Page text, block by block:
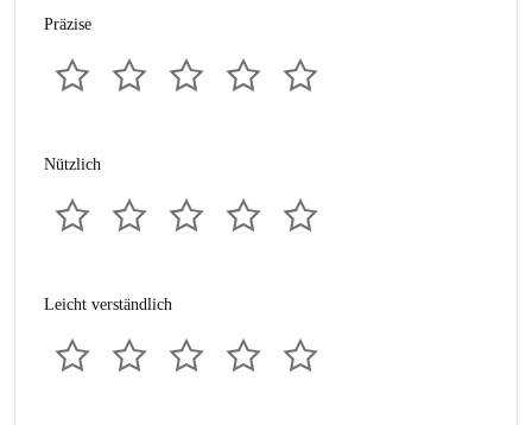
Präzise
Nützlich
Leicht verständlich